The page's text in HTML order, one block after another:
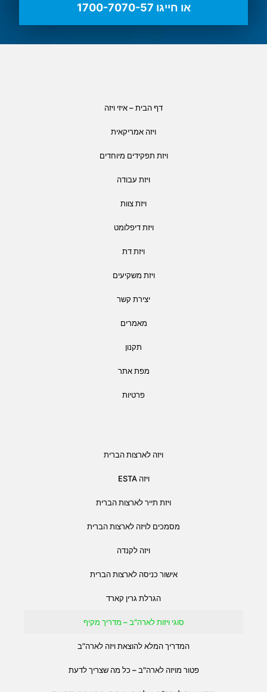
או חייגו 1700-7070-57
דף הבית – איזי ויזה
ויזה אמריקאית
ויזת תפקידים מיוחדים
ויזת עבודה
ויזת צוות
ויזת דיפלומט
ויזת דת
ויזת משקיעים
יצירת קשר
מאמרים
תקנון
מפת אתר
פרטיות
ויזה לארצות הברית
ויזה ESTA
ויזת תייר לארצות הברית
מסמכים לויזה לארצות הברית
ויזה לקנדה
אישור כניסה לארצות הברית
הגרלת גרין קארד
סוגי ויזות לארה"ב – מדריך מקיף
המדריך המלא להוצאת ויזה לארה”ב
פטור מויזה לארה"ב – כל מה שצריך לדעת